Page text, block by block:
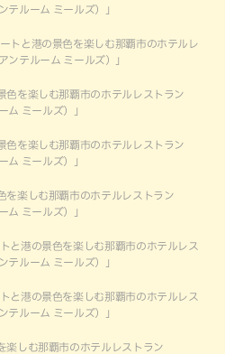
テルーム ミールズ）」
トと港の景色を楽しむ那覇市のホテルレ
ンテルーム ミールズ）」
色を楽しむ那覇市のホテルレストラン
ム ミールズ）」
色を楽しむ那覇市のホテルレストラン
ム ミールズ）」
を楽しむ那覇市のホテルレストラン
ム ミールズ）」
と港の景色を楽しむ那覇市のホテルレス
テルーム ミールズ）」
と港の景色を楽しむ那覇市のホテルレス
テルーム ミールズ）」
楽しむ那覇市のホテルレストラン